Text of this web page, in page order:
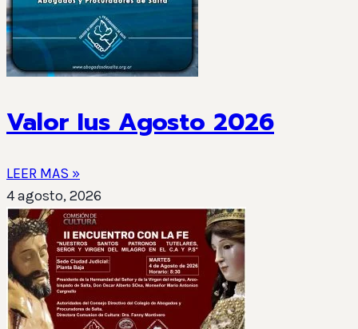
Valor Ius Agosto 2026
LEER MAS »
4 agosto, 2026